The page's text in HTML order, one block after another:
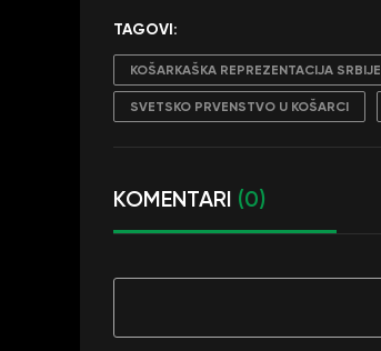
TAGOVI:
KOŠARKAŠKA REPREZENTACIJA SRBIJE
SVETSKO PRVENSTVO U KOŠARCI
KOMENTARI (0)